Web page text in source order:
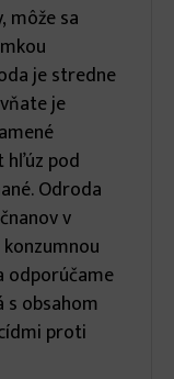
môže sa
je stredne
je
hľúz pod
Odroda
v
odporúčame
obsahom
proti